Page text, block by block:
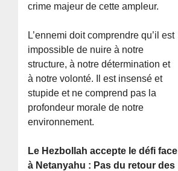
crime majeur de cette ampleur.
L’ennemi doit comprendre qu’il est
impossible de nuire à notre
structure, à notre détermination et
à notre volonté. Il est insensé et
stupide et ne comprend pas la
profondeur morale de notre
environnement.
Le Hezbollah accepte le défi face
à Netanyahu : Pas du retour des